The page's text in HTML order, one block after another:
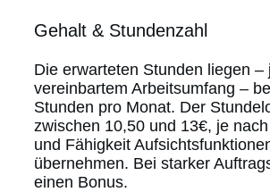
Gehalt & Stundenzahl
Die erwarteten Stunden liegen –
vereinbartem Arbeitsumfang –
Stunden pro Monat. Der
zwischen 10,50 und 13€, je
und Fähigkeit
übernehmen. Bei starker
einen Bonus.